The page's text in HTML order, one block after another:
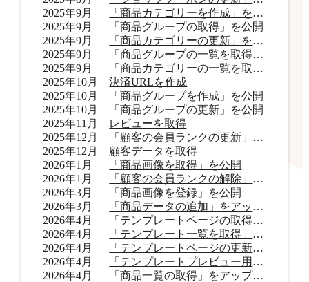
2025年9月
「商品カテゴリーを作成」を公開
2025年9月
「商品グループの取得」を公開
2025年9月
「商品カテゴリーの更新」を公開
2025年9月
「商品グループの一覧を取得」をアップデート
2025年9月
「商品カテゴリーの一覧を取得」をアップデート
2025年10月
決済URLを作成
2025年10月
「商品グループを作成」を公開
2025年10月
「商品グループの更新」を公開
2025年11月
レビューを取得
2025年12月
「顧客の会員ランクの更新」を公開
2025年12月
顧客データを取得
2026年1月
「商品画像を取得」を公開
2026年1月
「顧客の会員ランクの解除」を公開
2026年3月
「商品画像を登録」を公開
2026年3月
「商品データの追加」をアップデート
2026年4月
「テンプレートページの取得」を公開
2026年4月
「テンプレート一覧を取得」を公開
2026年4月
「テンプレートページの更新」を公開
2026年4月
「テンプレートプレビュー用URLを取得」を公開
2026年4月
「商品一覧の取得」をアップデート